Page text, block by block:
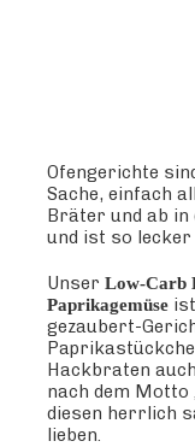
Ofengerichte
Sache, einfach
Bräter und ab in
und ist so lecker
Unser Low-Carb
Paprikagemüse
gezaubert-
Hackbraten
nach dem Motto
diesen herrlich
lieben.